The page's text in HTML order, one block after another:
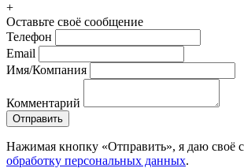
+
Оставьте своё сообщение
Телефон
Email
Имя/Компания
Комментарий
Отправить
Нажимая кнопку «Отправить», я даю своё
обработку персональных данных.